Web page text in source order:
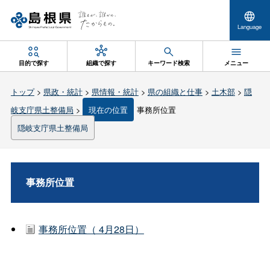
Language
目的で探す 組織で探す キーワード検索 メニュー
トップ> 県政・統計> 県情報・統計> 県の組織と仕事> 土木部> 隠
岐支庁県土整備局 > 現在の位置
事務所位置
隠岐支庁県土整備局
事務所位置
事務所位置（ 4月28日）